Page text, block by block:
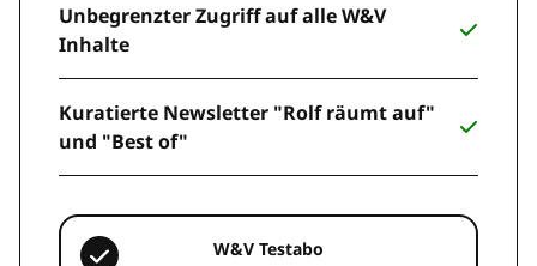
Unbegrenzter Zugriff auf alle W&V
Inhalte
Kuratierte Newsletter "Rolf räumt auf"
und "Best of"
W&V Testabo